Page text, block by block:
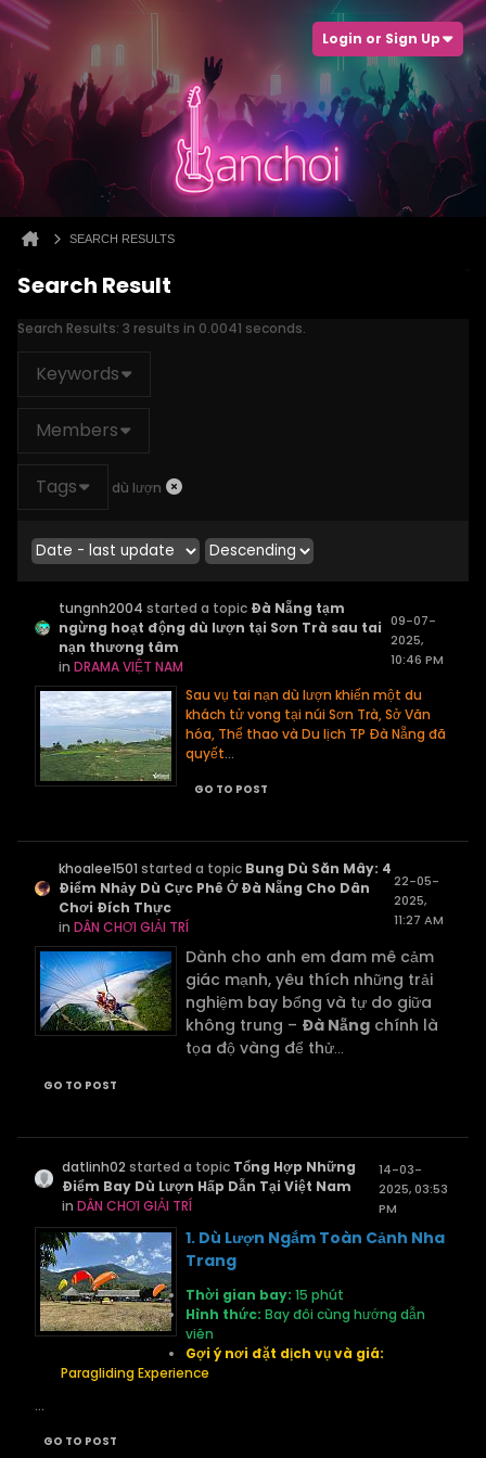
Login or Sign Up
SEARCH RESULTS
Search Result
Search Results: 3 results in 0.0041 seconds.
Keywords
Members
Tags dù lượn
tungnh2004 started a topic Đà Nẵng tạm
ngừng hoạt động dù lượn tại Sơn Trà sau tai
nạn thương tâm
inDRAMA VIỆT NAM
09-07-
2025,
10:46 PM
Sau vụ tai nạn dù lượn khiến một du
khách tử vong tại núi Sơn Trà, Sở Văn
hóa, Thể thao và Du lịch TP Đà Nẵng đã
quyết...
GO TO POST
khoalee1501 started a topic Bung Dù Săn Mây: 4
Điểm Nhảy Dù Cực Phê Ở Đà Nẵng Cho Dân
Chơi Đích Thực
inDÂN CHƠI GIẢI TRÍ
22-05-
2025,
11:27 AM
Dành cho anh em đam mê cảm
giác mạnh, yêu thích những trải
nghiệm bay bổng và tự do giữa
không trung – Đà Nẵng chính là
tọa độ vàng để thử...
GO TO POST
datlinh02 started a topic Tổng Hợp Những
Điểm Bay Dù Lượn Hấp Dẫn Tại Việt Nam
inDÂN CHƠI GIẢI TRÍ
14-03-
2025, 03:53
PM
1. Dù Lượn Ngắm Toàn Cảnh Nha
Trang
Thời gian bay: 15 phút
Hình thức: Bay đôi cùng hướng dẫn
viên
Gợi ý nơi đặt dịch vụ và giá:
Paragliding Experience
...
GO TO POST